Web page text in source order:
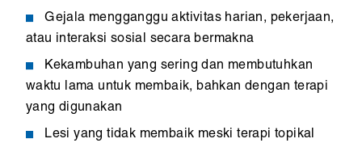
Gejala mengganggu aktivitas harian, pekerjaan,
atau interaksi sosial secara bermakna
Kekambuhan yang sering dan membutuhkan
waktu lama untuk membaik, bahkan dengan terapi
yang digunakan
Lesi yang tidak membaik meski terapi topikal